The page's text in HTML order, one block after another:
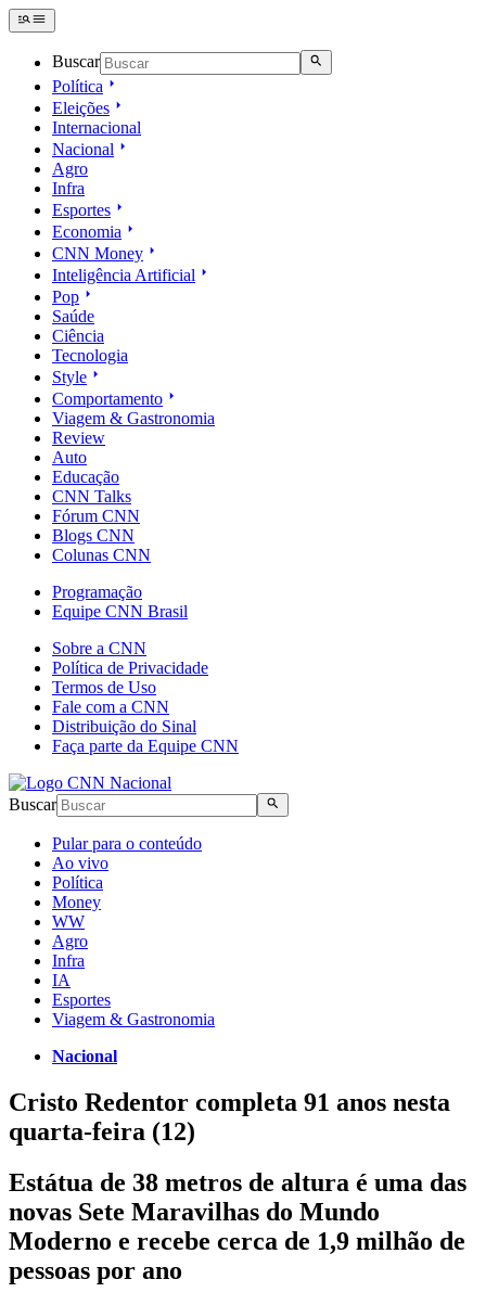
Buscar
Política
Eleições
Internacional
Nacional
Agro
Infra
Esportes
Economia
CNN Money
Inteligência Artificial
Pop
Saúde
Ciência
Tecnologia
Style
Comportamento
Viagem & Gastronomia
Review
Auto
Educação
CNN Talks
Fórum CNN
Blogs CNN
Colunas CNN
Programação
Equipe CNN Brasil
Sobre a CNN
Política de Privacidade
Termos de Uso
Fale com a CNN
Distribuição do Sinal
Faça parte da Equipe CNN
Buscar
Pular para o conteúdo
Ao vivo
Política
Money
WW
Agro
Infra
IA
Esportes
Viagem & Gastronomia
Nacional
Cristo Redentor completa 91 anos nesta
quarta-feira (12)
Estátua de 38 metros de altura é uma das
novas Sete Maravilhas do Mundo
Moderno e recebe cerca de 1,9 milhão de
pessoas por ano